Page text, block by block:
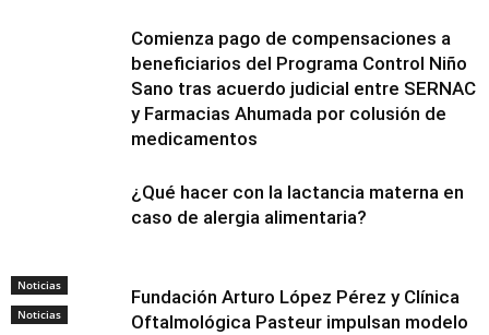
Noticias
Comienza pago de compensaciones a
beneficiarios del Programa Control Niño
Sano tras acuerdo judicial entre SERNAC
y Farmacias Ahumada por colusión de
medicamentos
Noticias
¿Qué hacer con la lactancia materna en
caso de alergia alimentaria?
Fundación Arturo López Pérez y Clínica
Oftalmológica Pasteur impulsan modelo